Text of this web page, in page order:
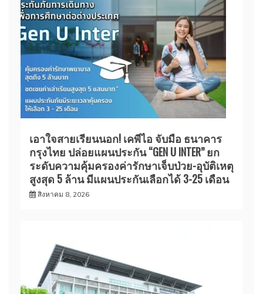
เอาใจสายเรียนนอก! เคพีไอ จับมือ ธนาคาร
กรุงไทย ปล่อยแผนประกัน “GEN U INTER” ยก
ระดับความคุ้มครองค่ารักษาเจ็บป่วย-อุบัติเหตุ
สูงสุด 5 ล้าน มีแผนประกันเลือกได้ 3-25 เดือน
สิงหาคม 8, 2026